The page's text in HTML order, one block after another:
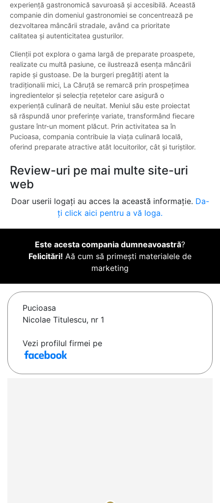
experiență gastronomică savuroasă și accesibilă. Această
companie din domeniul gastronomiei se concentrează pe
dezvoltarea mâncării stradale, având ca prioritate
calitatea și autenticitatea gusturilor.
Clienții pot explora o gama largă de preparate proaspete,
realizate cu multă pasiune, ce ilustrează esența mâncării
rapide și gustoase. De la burgeri pregătiți atent la
tradiționalii mici, La Căruță se remarcă prin prospețimea
ingredientelor și selecția rețetelor care asigură o
experiență culinară de neuitat. Meniul său este proiectat
să răspundă unor preferințe variate, transformând fiecare
gustare într-un moment plăcut. Prin activitatea sa în
Pucioasa, compania contribuie la viața culinară locală,
oferind preparate atractive atât locuitorilor, cât și turiștilor.
Review-uri pe mai multe site-uri
web
Doar userii logați au acces la această informație. Da-
ți click aici pentru a vă loga.
Este acesta compania dumneavoastră?
Felicitări! Aă cum să primești materialele de
marketing
Pucioasa
Nicolae Titulescu, nr 1
Vezi profilul firmei pe